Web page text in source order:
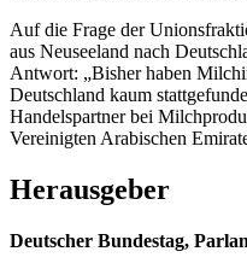
Auf die Frage der
aus Neuseeland nach
Antwort: „Bisher haben
Deutschland kaum
Handelspartner bei
Vereinigten Arabischen
Herausgeber
Deutscher Bundestag,